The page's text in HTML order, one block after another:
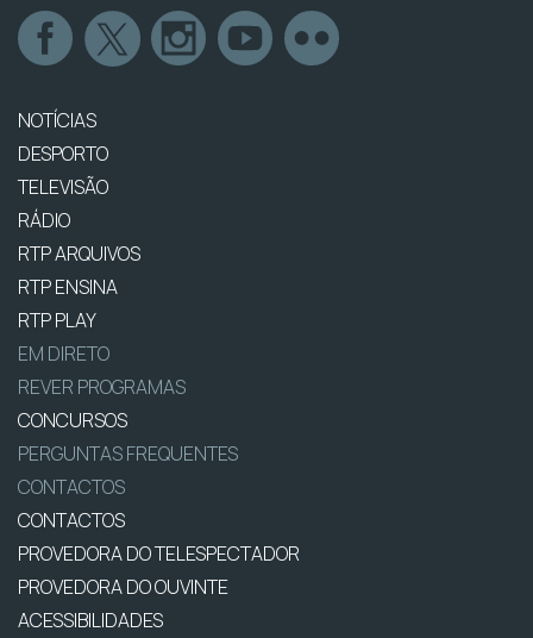
NOTÍCIAS
DESPORTO
TELEVISÃO
RÁDIO
RTP ARQUIVOS
RTP ENSINA
RTP PLAY
EM DIRETO
REVER PROGRAMAS
CONCURSOS
PERGUNTAS FREQUENTES
CONTACTOS
CONTACTOS
PROVEDORA DO TELESPECTADOR
PROVEDORA DO OUVINTE
ACESSIBILIDADES